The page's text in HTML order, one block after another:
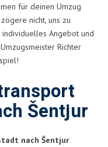
für deinen Umzug
nicht, uns zu
Angebot und
Richter
Šentjur
nach Šentjur